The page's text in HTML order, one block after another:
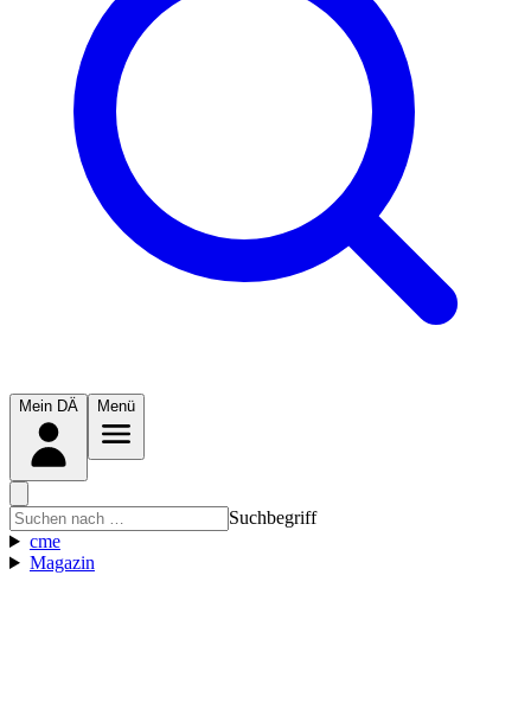
Mein DÄ Menü
Suchbegriff
cme
Magazin